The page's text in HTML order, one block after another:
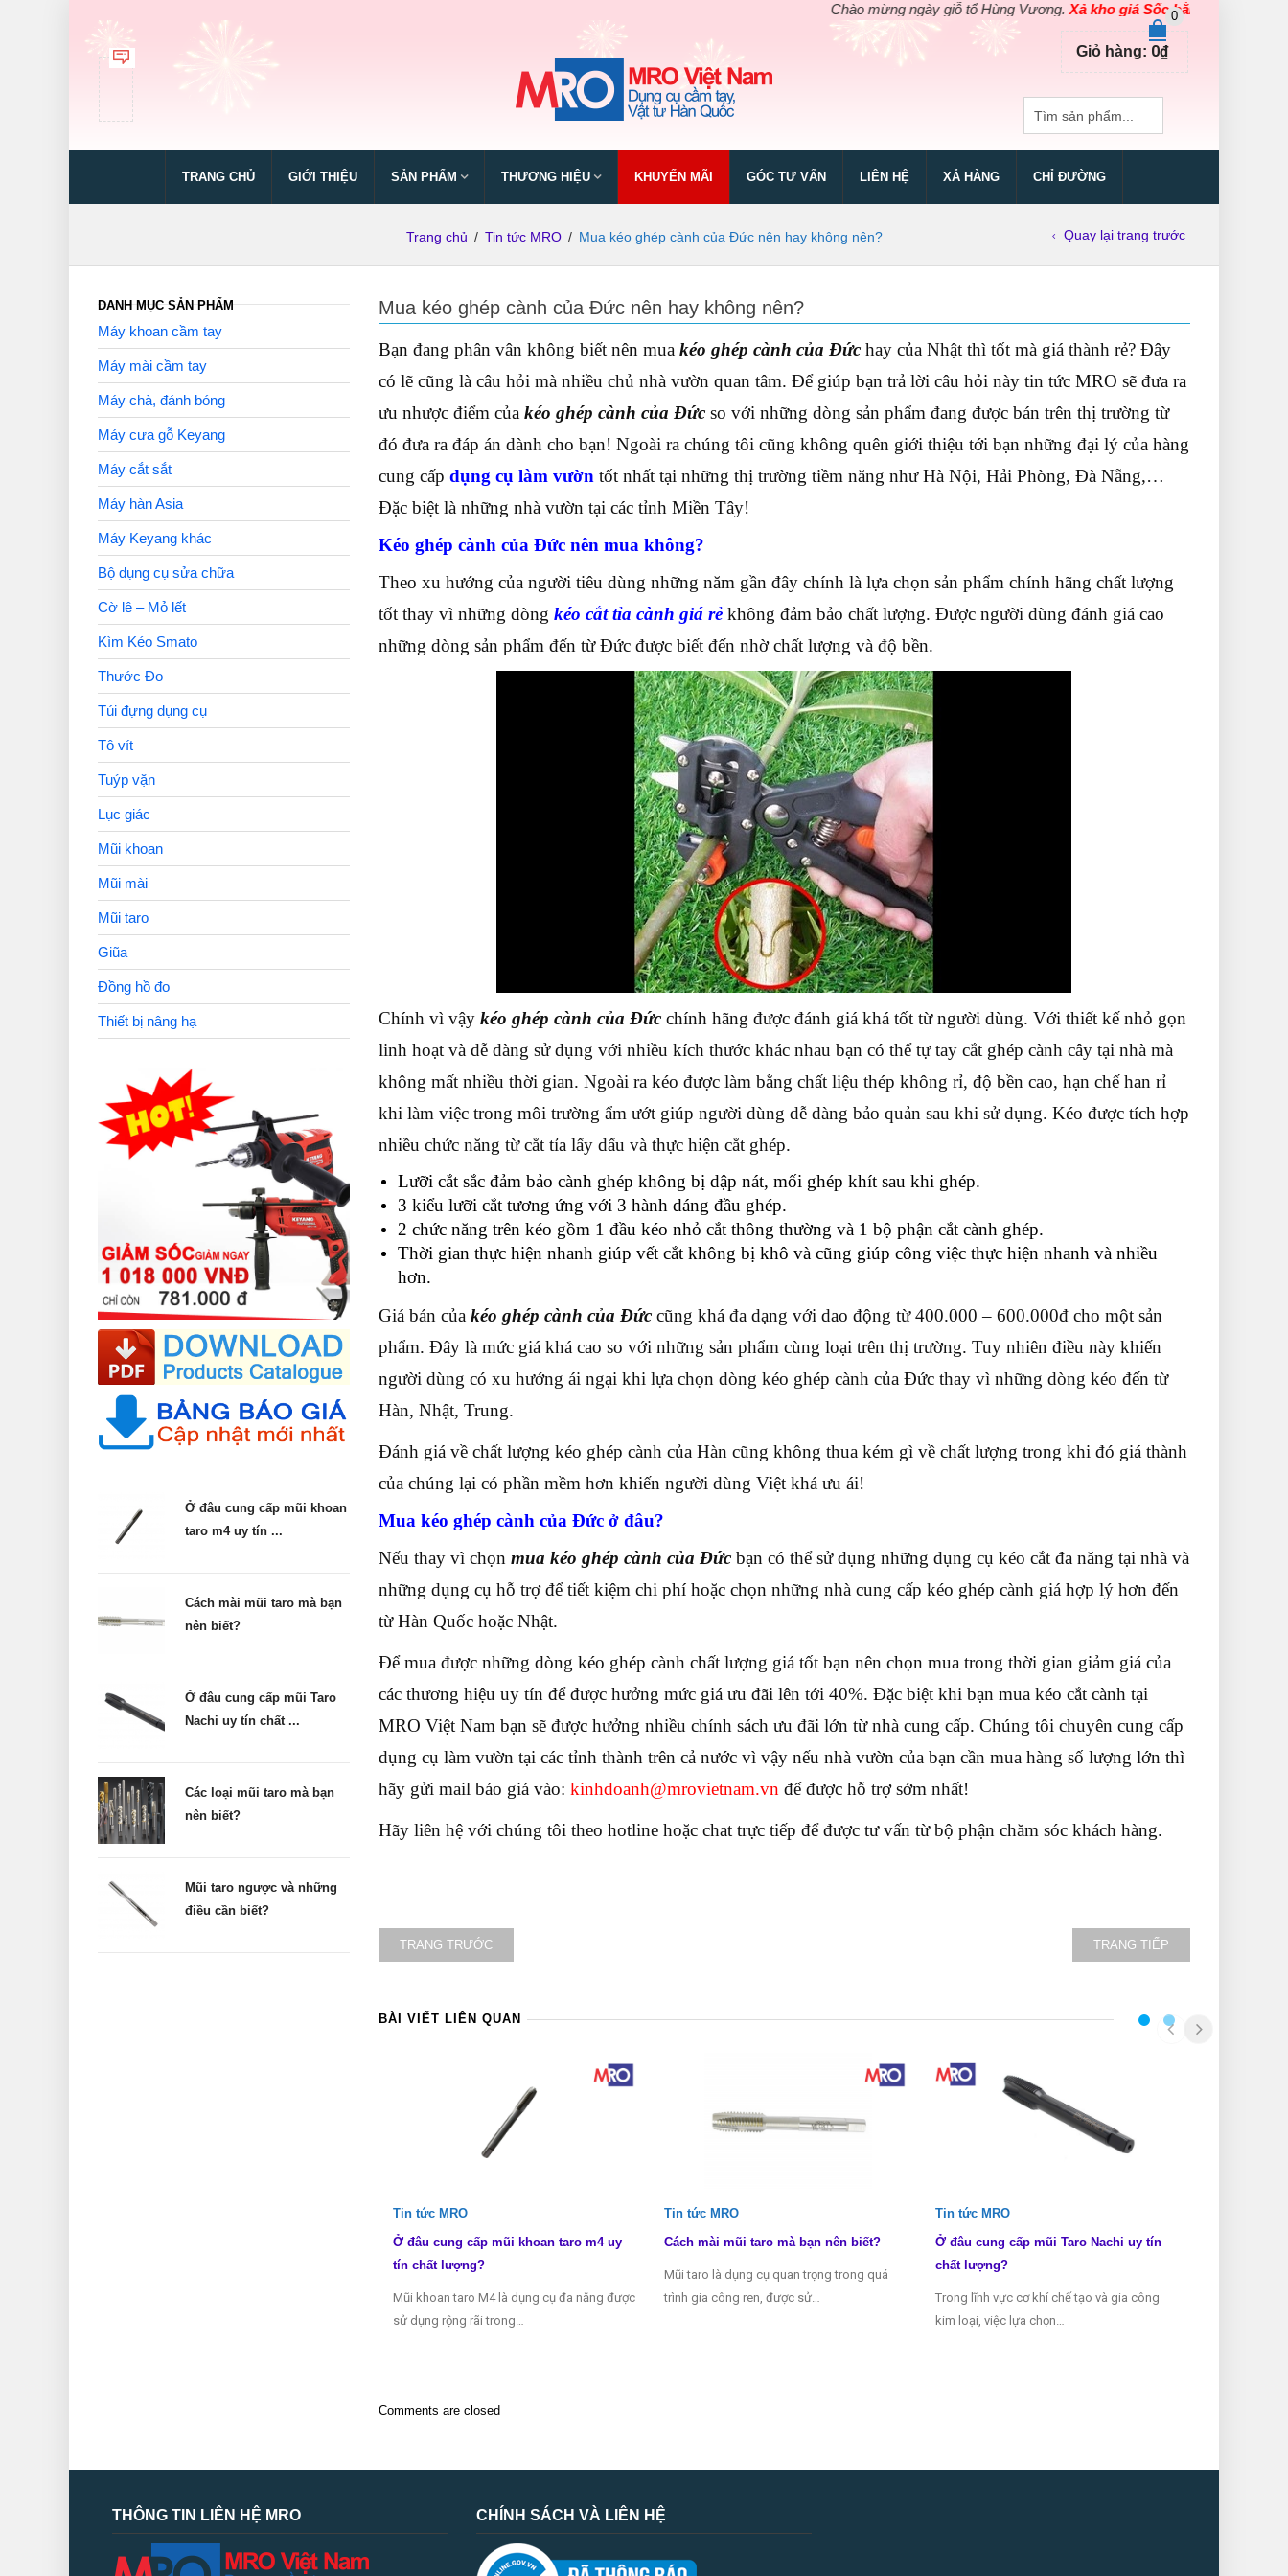
Chào mừng ngày giỗ tổ Hùng Vương.Xả kho giá Sốc bằng giá Gốc
0
Giỏ hàng: 0₫
TRANG CHỦ GIỚI THIỆU SẢN PHẨM THƯƠNG HIỆU KHUYẾN MÃI GÓC TƯ VẤN LIÊN HỆ XẢ HÀNG CHỈ ĐƯỜNG
Trang chủ / Tin tức MRO / Mua kéo ghép cành của Đức nên hay không nên? Quay lại trang trước
Mua kéo ghép cành của Đức nên hay không nên?
Bạn đang phân vân không biết nên mua kéo ghép cành của Đứchay của Nhật thì tốt mà giá thành rẻ? Đây
có lẽ cũng là câu hỏi mà nhiều chủ nhà vườn quan tâm. Để giúp bạn trả lời câu hỏi này tin tức MRO sẽ đưa ra
ưu nhược điểm của kéo ghép cành của Đứcso với những dòng sản phẩm đang được bán trên thị trường từ
đó đưa ra đáp án dành cho bạn! Ngoài ra chúng tôi cũng không quên giới thiệu tới bạn những đại lý của hàng
cung cấp dụng cụ làm vườn tốt nhất tại những thị trường tiềm năng như Hà Nội, Hải Phòng, Đà Nẵng,…
Đặc biệt là những nhà vườn tại các tỉnh Miền Tây!
Kéo ghép cành của Đức nên mua không?
Theo xu hướng của người tiêu dùng những năm gần đây chính là lựa chọn sản phẩm chính hãng chất lượng
tốt thay vì những dòng kéo cắt tỉa cành giá rẻkhông đảm bảo chất lượng. Được người dùng đánh giá cao
những dòng sản phẩm đến từ Đức được biết đến nhờ chất lượng và độ bền.
Chính vì vậy kéo ghép cành của Đứcchính hãng được đánh giá khá tốt từ người dùng. Với thiết kế nhỏ gọn
linh hoạt và dễ dàng sử dụng với nhiều kích thước khác nhau bạn có thể tự tay cắt ghép cành cây tại nhà mà
không mất nhiều thời gian. Ngoài ra kéo được làm bằng chất liệu thép không rỉ, độ bền cao, hạn chế han rỉ
khi làm việc trong môi trường ẩm ướt giúp người dùng dễ dàng bảo quản sau khi sử dụng. Kéo được tích hợp
nhiều chức năng từ cắt tỉa lấy dấu và thực hiện cắt ghép.
Lưỡi cắt sắc đảm bảo cành ghép không bị dập nát, mối ghép khít sau khi ghép.
3 kiểu lưỡi cắt tương ứng với 3 hành dáng đầu ghép.
2 chức năng trên kéo gồm 1 đầu kéo nhỏ cắt thông thường và 1 bộ phận cắt cành ghép.
Thời gian thực hiện nhanh giúp vết cắt không bị khô và cũng giúp công việc thực hiện nhanh và nhiều
hơn.
Giá bán của kéo ghép cành của Đứccũng khá đa dạng với dao động từ 400.000 – 600.000đ cho một sản
phẩm. Đây là mức giá khá cao so với những sản phẩm cùng loại trên thị trường. Tuy nhiên điều này khiến
người dùng có xu hướng ái ngại khi lựa chọn dòng kéo ghép cành của Đức thay vì những dòng kéo đến từ
Hàn, Nhật, Trung.
Đánh giá về chất lượng kéo ghép cành của Hàn cũng không thua kém gì về chất lượng trong khi đó giá thành
của chúng lại có phần mềm hơn khiến người dùng Việt khá ưu ái!
Mua kéo ghép cành của Đức ở đâu?
Nếu thay vì chọn mua kéo ghép cành của Đứcbạn có thể sử dụng những dụng cụ kéo cắt đa năng tại nhà và
những dụng cụ hỗ trợ để tiết kiệm chi phí hoặc chọn những nhà cung cấp kéo ghép cành giá hợp lý hơn đến
từ Hàn Quốc hoặc Nhật.
Để mua được những dòng kéo ghép cành chất lượng giá tốt bạn nên chọn mua trong thời gian giảm giá của
các thương hiệu uy tín để được hưởng mức giá ưu đãi lên tới 40%. Đặc biệt khi bạn mua kéo cắt cành tại
MRO Việt Nam bạn sẽ được hưởng nhiều chính sách ưu đãi lớn từ nhà cung cấp. Chúng tôi chuyên cung cấp
dụng cụ làm vườn tại các tỉnh thành trên cả nước vì vậy nếu nhà vườn của bạn cần mua hàng số lượng lớn thì
hãy gửi mail báo giá vào: kinhdoanh@mrovietnam.vn để được hỗ trợ sớm nhất!
Hãy liên hệ với chúng tôi theo hotline hoặc chat trực tiếp để được tư vấn từ bộ phận chăm sóc khách hàng.
TRANG TRƯỚC TRANG TIẾP
BÀI VIẾT LIÊN QUAN
Tin tức MRO
Ở đâu cung cấp mũi khoan taro m4 uy
tín chất lượng?
Mũi khoan taro M4 là dụng cụ đa năng được
sử dụng rộng rãi trong…
Tin tức MRO
Cách mài mũi taro mà bạn nên biết?
Mũi taro là dụng cụ quan trọng trong quá
trình gia công ren, được sử…
Tin tức MRO
Ở đâu cung cấp mũi Taro Nachi uy tín
chất lượng?
Trong lĩnh vực cơ khí chế tạo và gia công
kim loại, việc lựa chọn…
Comments are closed
DANH MỤC SẢN PHẨM
Máy khoan cầm tay
Máy mài cầm tay
Máy chà, đánh bóng
Máy cưa gỗ Keyang
Máy cắt sắt
Máy hàn Asia
Máy Keyang khác
Bộ dụng cụ sửa chữa
Cờ lê – Mỏ lết
Kìm Kéo Smato
Thước Đo
Túi đựng dụng cụ
Tô vít
Tuýp vặn
Lục giác
Mũi khoan
Mũi mài
Mũi taro
Giũa
Đồng hồ đo
Thiết bị nâng hạ
Ở đâu cung cấp mũi khoan
taro m4 uy tín ...
Cách mài mũi taro mà bạn
nên biết?
Ở đâu cung cấp mũi Taro
Nachi uy tín chất ...
Các loại mũi taro mà bạn
nên biết?
Mũi taro ngược và những
điều cần biết?
THÔNG TIN LIÊN HỆ MRO CHÍNH SÁCH VÀ LIÊN HỆ